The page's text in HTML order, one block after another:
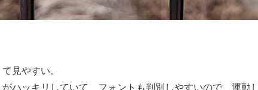
見やすい。
ハッキリしていて、フォントも判別しやすいので、運動